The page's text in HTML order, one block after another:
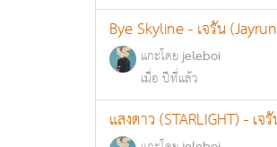
Bye Skyline - เจรัน
แกะโดยjeleboi
เมื่อ ปีที่แล้ว
แสงดาว (STARLIGHT) - เจ